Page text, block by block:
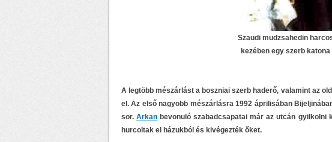
Szaudi mudzsahedin
kezében egy szerb
A legtöbb mészárlást a boszniai szerb haderő, valamint az
el. Az első nagyobb mészárlásra 1992 áprilisában
sor.Arkan bevonuló szabadcsapatai már az utcán
hurcoltak el házukból és kivégezték őket.